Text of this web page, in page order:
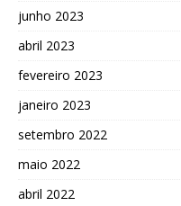
junho 2023
abril 2023
fevereiro 2023
janeiro 2023
setembro 2022
maio 2022
abril 2022